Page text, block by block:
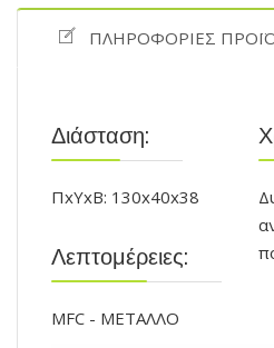
ΠΛΗΡΟΦΟΡΊΕΣ
Διάσταση:
ΠxΥxΒ: 130x40x38
Λεπτομέρειες:
MFC - ΜΕΤΑΛΛΟ